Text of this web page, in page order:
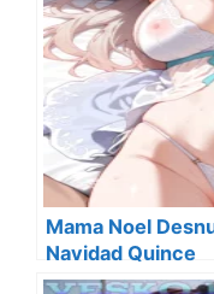
Mama Noel
Navidad Quince